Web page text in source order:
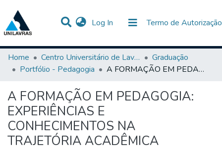
Log In (current) Termo de Autorização
Communities & Collections
Statistics
All of DSpace
Home
Centro Universitário de Lavras-UNILAVRAS
Graduação
Portfólio - Pedagogia
A FORMAÇÃO EM PEDAGOGIA: EXPERIÊNCIAS E CONHECIMENTOS NA TRAJETÓRIA ACADÊMICA
A FORMAÇÃO EM PEDAGOGIA:
EXPERIÊNCIAS E
CONHECIMENTOS NA
TRAJETÓRIA ACADÊMICA